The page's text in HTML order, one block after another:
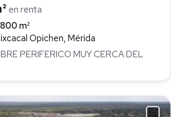
en renta
m²
Opichen, Mérida
PERIFERICO MUY CERCA DEL